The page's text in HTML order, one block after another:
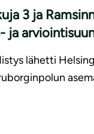
3 ja
ja
lähetti